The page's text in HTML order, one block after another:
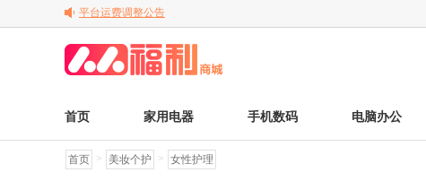
平台运费调整公告
关于调整京东商品售后服务标准的通知
首页 家用电器 手机数码 电脑办公